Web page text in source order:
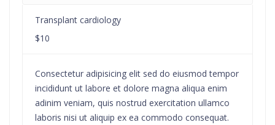
Transplant cardiology
$10
Consectetur adipisicing elit sed do eiusmod tempor
incididunt ut labore et dolore magna aliqua enim
adinim veniam, quis nostrud exercitation ullamco
laboris nisi ut aliquip ex ea commodo consequat.